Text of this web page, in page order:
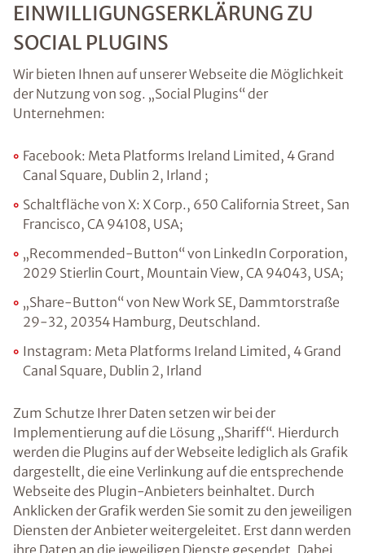
EINWILLIGUNGSERKLÄRUNG ZU
SOCIAL PLUGINS
Wir bieten Ihnen auf unserer Webseite die Möglichkeit
der Nutzung von sog. „Social Plugins“ der
Unternehmen:
Facebook: Meta Platforms Ireland Limited, 4 Grand
Canal Square, Dublin 2, Irland ;
Schaltfläche von X: X Corp., 650 California Street, San
Francisco, CA 94108, USA;
„Recommended-Button“ von LinkedIn Corporation,
2029 Stierlin Court, Mountain View, CA 94043, USA;
„Share-Button“ von New Work SE, Dammtorstraße
29-32, 20354 Hamburg, Deutschland.
Instagram: Meta Platforms Ireland Limited, 4 Grand
Canal Square, Dublin 2, Irland
Zum Schutze Ihrer Daten setzen wir bei der
Implementierung auf die Lösung „Shariff“. Hierdurch
werden die Plugins auf der Webseite lediglich als Grafik
dargestellt, die eine Verlinkung auf die entsprechende
Webseite des Plugin-Anbieters beinhaltet. Durch
Anklicken der Grafik werden Sie somit zu den jeweiligen
Diensten der Anbieter weitergeleitet. Erst dann werden
ihre Daten an die jeweiligen Dienste gesendet. Dabei